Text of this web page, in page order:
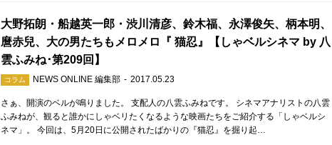
大野拓朗・船越英一郎・渋川清彦、鈴木福、永澤俊矢、柄本明、
麿赤兒、大の男たちもメロメロ『 猫忍』【しゃベルシネマ by 八
雲ふみね･第209回】
コラム NEWS ONLINE 編集部 2017.05.23
さぁ、開演のベルが鳴りました。 支配人の八雲ふみねです。 シネマアナリストの八雲
ふみねが、観ると誰かにしゃベリたくなるような映画たちをご紹介する「しゃベルシ
ネマ」。 今回は、5月20日に公開されたばかりの『猫忍』を掘り起…